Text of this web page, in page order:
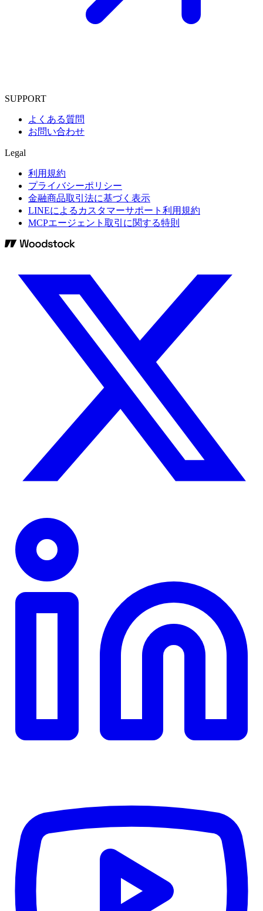
SUPPORT
よくある質問
お問い合わせ
Legal
利用規約
プライバシーポリシー
金融商品取引法に基づく表示
LINEによるカスタマーサポート利用規約
MCPエージェント取引に関する特則